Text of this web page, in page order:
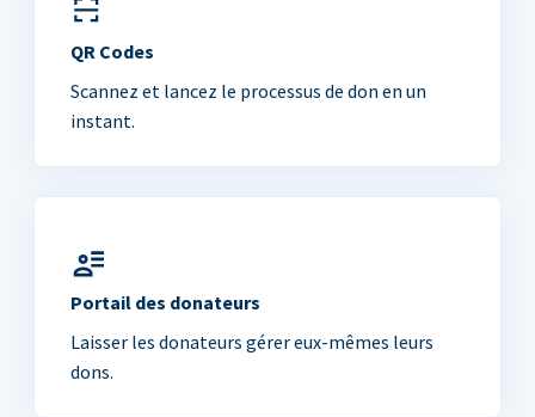
QR Codes
Scannez et lancez le processus de don en un
instant.
Portail des donateurs
Laisser les donateurs gérer eux-mêmes leurs
dons.